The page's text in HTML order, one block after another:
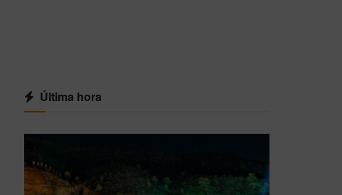
Última hora